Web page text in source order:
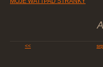
<<